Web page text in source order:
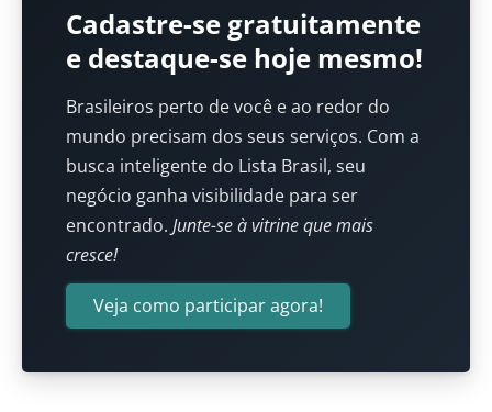
Cadastre-se gratuitamente
e destaque-se hoje mesmo!
Brasileiros perto de você e ao redor do
mundo precisam dos seus serviços. Com a
busca inteligente do Lista Brasil, seu
negócio ganha visibilidade para ser
encontrado. Junte-se à vitrine que mais
cresce!
Veja como participar agora!